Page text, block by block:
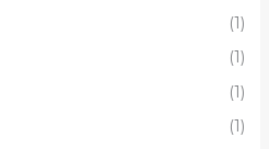
(1)
(1)
(1)
(1)